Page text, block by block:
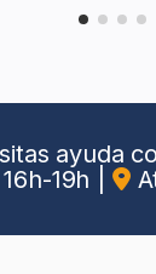
ayuda
19h